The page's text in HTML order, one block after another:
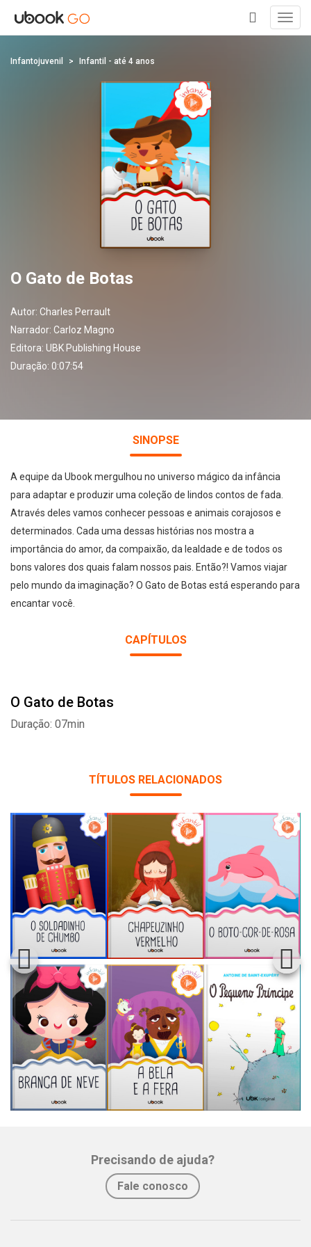
Infantojuvenil Infantil - até 4 anos
O Gato de Botas
Autor: Charles Perrault
Narrador: Carloz Magno
Editora: UBK Publishing House
Duração: 0:07:54
SINOPSE
A equipe da Ubook mergulhou no universo mágico da infância
para adaptar e produzir uma coleção de lindos contos de fada.
Através deles vamos conhecer pessoas e animais corajosos e
determinados. Cada uma dessas histórias nos mostra a
importância do amor, da compaixão, da lealdade e de todos os
bons valores dos quais falam nossos pais. Então?! Vamos viajar
pelo mundo da imaginação? O Gato de Botas está esperando para
encantar você.
CAPÍTULOS
O Gato de Botas
Duração: 07min
TÍTULOS RELACIONADOS
Precisando de ajuda?
Fale conosco